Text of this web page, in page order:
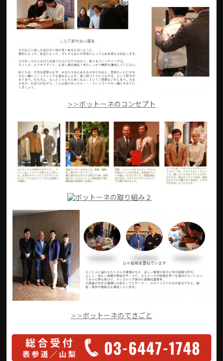
>>ボットーネのコンセプト
>>ボットーネのできごと